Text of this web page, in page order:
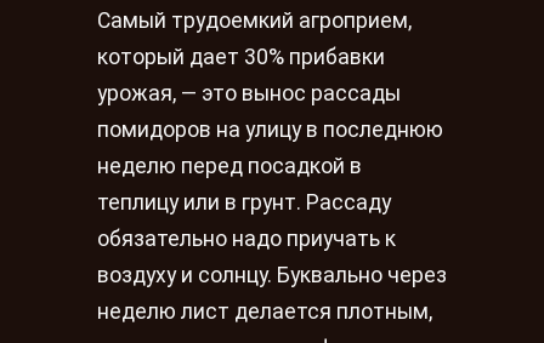
Самый трудоемкий агроприем,
который дает 30% прибавки
урожая, — это вынос рассады
помидоров на улицу в последнюю
неделю перед посадкой в
теплицу или в грунт. Рассаду
обязательно надо приучать к
воздуху и солнцу. Буквально через
неделю лист делается плотным,